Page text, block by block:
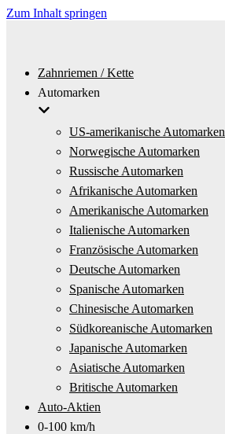
Zum Inhalt springen
Zahnriemen / Kette
Automarken
US-amerikanische Automarken
Norwegische Automarken
Russische Automarken
Afrikanische Automarken
Amerikanische Automarken
Italienische Automarken
Französische Automarken
Deutsche Automarken
Spanische Automarken
Chinesische Automarken
Südkoreanische Automarken
Japanische Automarken
Asiatische Automarken
Britische Automarken
Auto-Aktien
0-100 km/h